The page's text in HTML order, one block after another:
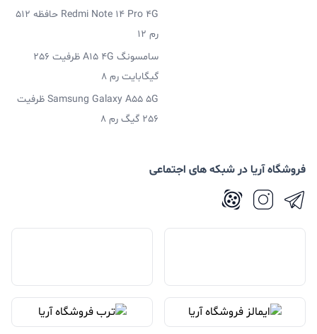
Redmi Note 14 Pro 4G حافظه 512
رم 12
سامسونگ A15 4G ظرفیت 256
گیگابایت رم 8
Samsung Galaxy A55 5G ظرفیت
256 گیگ رم 8
فروشگاه آریا در شبکه های اجتماعی